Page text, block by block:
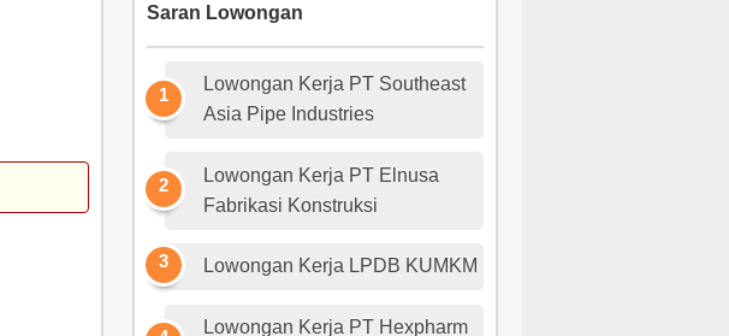
Saran Lowongan
Lowongan Kerja PT Southeast
Asia Pipe Industries
Lowongan Kerja PT Elnusa
Fabrikasi Konstruksi
Lowongan Kerja LPDB KUMKM
Lowongan Kerja PT Hexpharm